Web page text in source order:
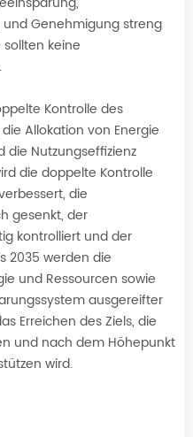
Genehmigung streng
keine
Kontrolle des
Allokation von Energie
die Nutzungseffizienz
die doppelte Kontrolle
die
gesenkt, der
kontrolliert und der
2035 werden die
und Ressourcen sowie
ausgereifter
Erreichen des Ziels, die
und nach dem Höhepunkt
wird.